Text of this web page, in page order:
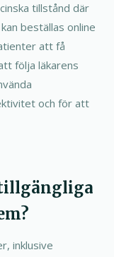
tillstånd där
beställas online
att få
följa läkarens
och för att
inklusive